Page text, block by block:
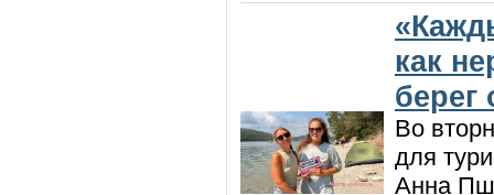
как
берег
Во
для
Анна